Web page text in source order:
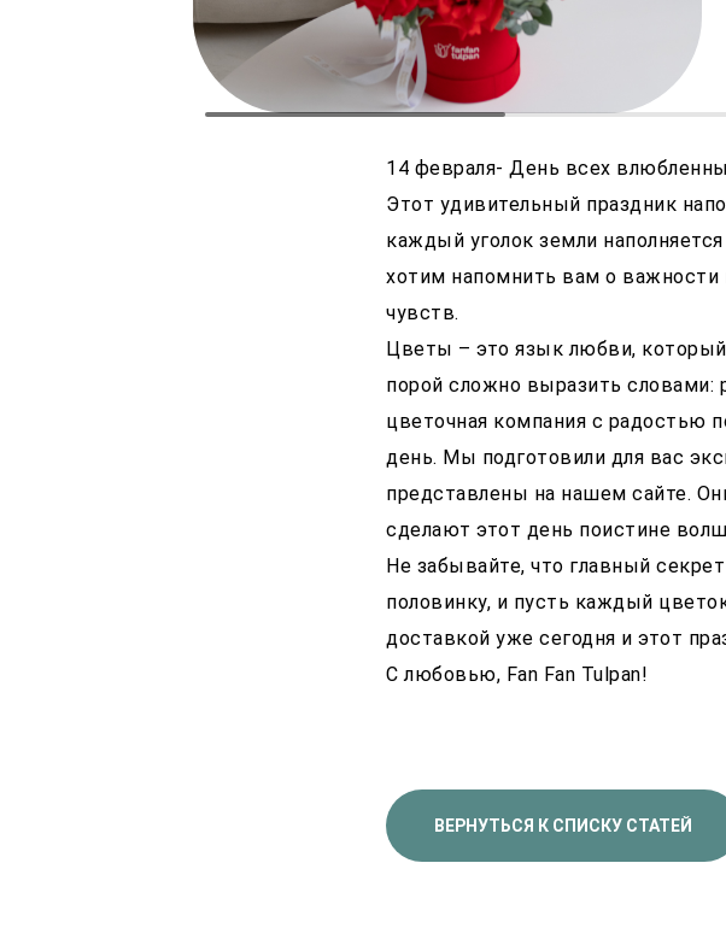
14 февраля- День всех
Этот удивительный праздник
каждый уголок земли
хотим напомнить вам о
чувств.
Цветы – это язык любви,
порой сложно выразить словами:
цветочная компания с радостью
день. Мы подготовили для вас
представлены на нашем сайте.
сделают этот день поистине
Не забывайте, что главный
половинку, и пусть каждый
доставкой уже сегодня и этот
С любовью, Fan Fan Tulpan!
ВЕРНУТЬСЯ К СПИСКУ СТАТЕЙ